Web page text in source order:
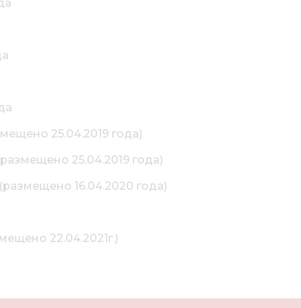
25.04.2019 года)
25.04.2019 года)
16.04.2020 года)
22.04.2021г.)